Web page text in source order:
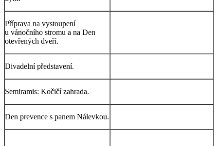
Příprava na vystoupení
u vánočního stromu a na Den
otevřených dveří.
Divadelní představení.
Semiramis: Kočičí zahrada.
Den prevence s panem Nálevkou.